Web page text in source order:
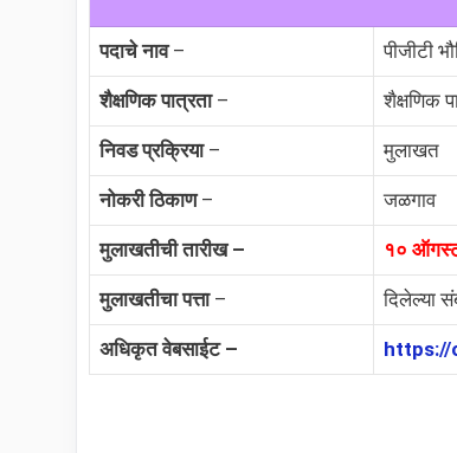
पदाचे नाव– पीजीटी
शैक्षणिक पात्रता– शैक्षणिक
निवड प्रक्रिया– मुलाखत
नोकरी ठिकाण– जळगाव
मुलाखतीची तारीख – १०
मुलाखतीचा पत्ता– दिलेल्या
अधिकृत वेबसाईट – https://